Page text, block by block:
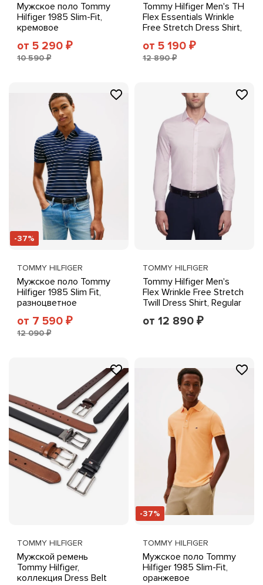
Мужское поло Tommy
Hilfiger 1985 Slim-Fit,
кремовое
от 5 290 ₽
10 590 ₽
Tommy Hilfiger Men's TH
Flex Essentials Wrinkle
Free Stretch Dress Shirt,
Regular & Slim Fit
от 5 190 ₽
12 890 ₽
-37%
TOMMY HILFIGER
Мужское поло Tommy
Hilfiger 1985 Slim Fit,
разноцветное
от 7 590 ₽
12 090 ₽
TOMMY HILFIGER
Tommy Hilfiger Men's
Flex Wrinkle Free Stretch
Twill Dress Shirt, Regular
от 12 890 ₽
TOMMY HILFIGER
Мужской ремень
Tommy Hilfiger,
коллекция Dress Belt
-37%
TOMMY HILFIGER
Мужское поло Tommy
Hilfiger 1985 Slim-Fit,
оранжевое